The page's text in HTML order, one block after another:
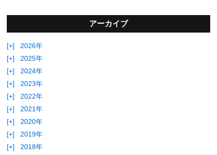
アーカイブ
[+]
2026年
[+]
2025年
[+]
2024年
[+]
2023年
[+]
2022年
[+]
2021年
[+]
2020年
[+]
2019年
[+]
2018年